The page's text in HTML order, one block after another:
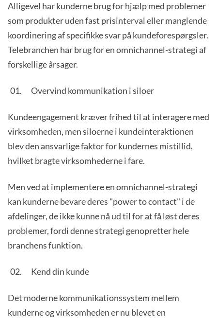
Alligevel har kunderne brug for hjælp med problemer
som produkter uden fast prisinterval eller manglende
koordinering af specifikke svar på kundeforespørgsler.
Telebranchen har brug for en omnichannel-strategi af
forskellige årsager.
Overvind kommunikation i siloer
Kundeengagement kræver frihed til at interagere med
virksomheden, men siloerne i kundeinteraktionen
blev den ansvarlige faktor for kundernes mistillid,
hvilket bragte virksomhederne i fare.
Men ved at implementere en omnichannel-strategi
kan kunderne bevare deres "power to contact" i de
afdelinger, de ikke kunne nå ud til for at få løst deres
problemer, fordi denne strategi genopretter hele
branchens funktion.
Kend din kunde
Det moderne kommunikationssystem mellem
kunderne og virksomheden er nu blevet en